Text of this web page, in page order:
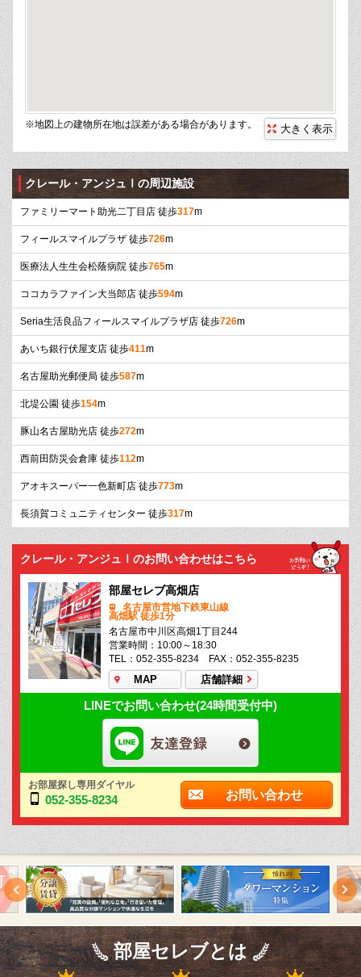
※地図上の建物所在地は誤差がある場合があります。 大きく表示
クレール・アンジュⅠの周辺施設
ファミリーマート助光二丁目店 徒歩317m
フィールスマイルプラザ 徒歩726m
医療法人生生会松蔭病院 徒歩765m
ココカラファイン大当郎店 徒歩594m
Seria生活良品フィールスマイルプラザ店 徒歩726m
あいち銀行伏屋支店 徒歩411m
名古屋助光郵便局 徒歩587m
北堤公園 徒歩154m
豚山名古屋助光店 徒歩272m
西前田防災会倉庫 徒歩112m
アオキスーパー一色新町店 徒歩773m
長須賀コミュニティセンター 徒歩317m
クレール・アンジュⅠのお問い合わせはこちら
部屋セレブ高畑店
名古屋市営地下鉄東山線
高畑駅 徒歩1分
名古屋市中川区高畑1丁目244
営業時間：10:00～18:30
TEL：052-355-8234 FAX：052-355-8235
MAP 店舗詳細
LINEでお問い合わせ(24時間受付中)
お部屋探し専用ダイヤル
052-355-8234 お問い合わせ
部屋セレブとは